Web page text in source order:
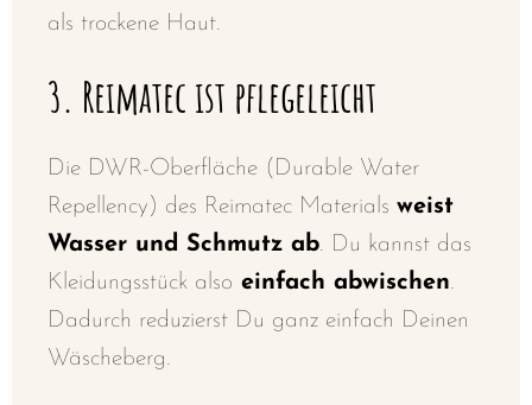
als trockene Haut.
3. Reimatec ist pflegeleicht
Die DWR-Oberfläche (Durable Water
Repellency) des Reimatec Materials weist
Wasser und Schmutz ab. Du kannst das
Kleidungsstück also einfach abwischen.
Dadurch reduzierst Du ganz einfach Deinen
Wäscheberg.